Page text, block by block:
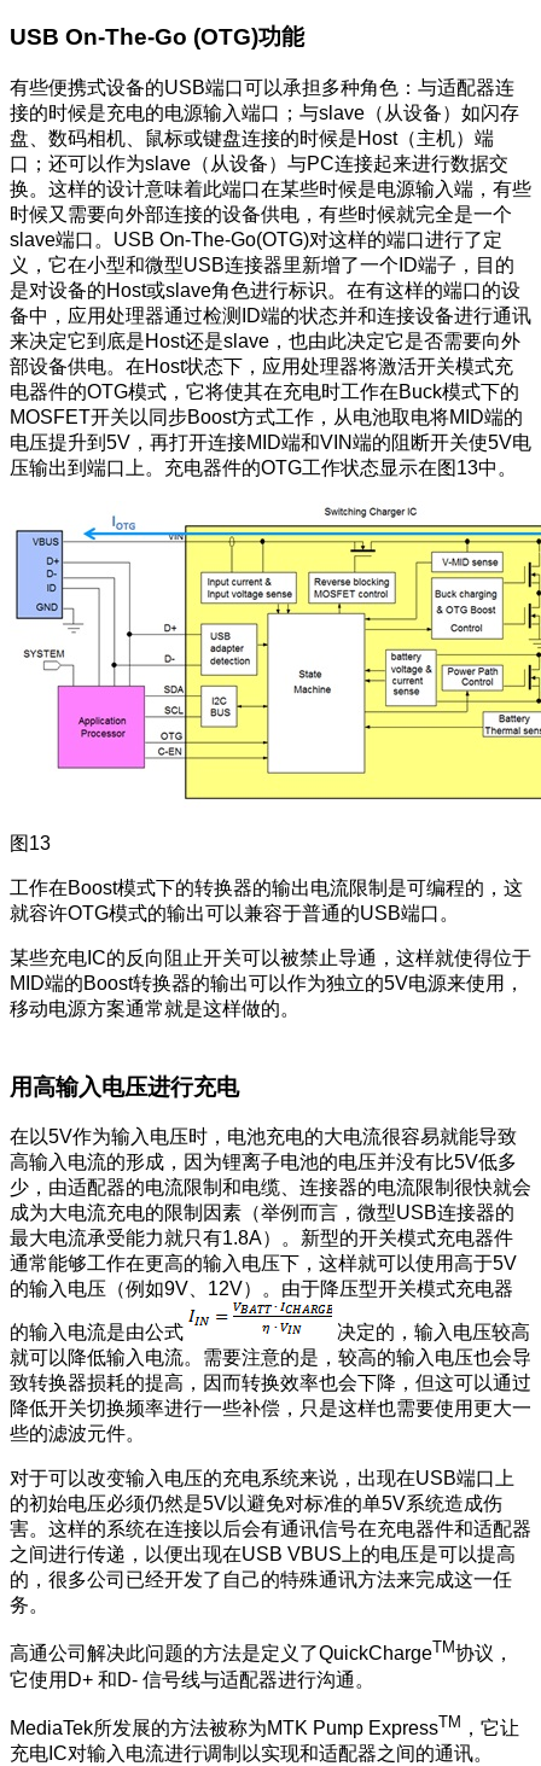
USB On-The-Go (OTG)功能
有些便携式设备的USB端口可以承担多种角色：与适配器连
接的时候是充电的电源输入端口；与slave（从设备）如闪存
盘、数码相机、鼠标或键盘连接的时候是Host（主机）端
口；还可以作为slave（从设备）与PC连接起来进行数据交
换。这样的设计意味着此端口在某些时候是电源输入端，有些
时候又需要向外部连接的设备供电，有些时候就完全是一个
slave端口。USB On-The-Go(OTG)对这样的端口进行了定
义，它在小型和微型USB连接器里新增了一个ID端子，目的
是对设备的Host或slave角色进行标识。在有这样的端口的设
备中，应用处理器通过检测ID端的状态并和连接设备进行通讯
来决定它到底是Host还是slave，也由此决定它是否需要向外
部设备供电。在Host状态下，应用处理器将激活开关模式充
电器件的OTG模式，它将使其在充电时工作在Buck模式下的
MOSFET开关以同步Boost方式工作，从电池取电将MID端的
电压提升到5V，再打开连接MID端和VIN端的阻断开关使5V电
压输出到端口上。充电器件的OTG工作状态显示在图13中。
图13
工作在Boost模式下的转换器的输出电流限制是可编程的，这
就容许OTG模式的输出可以兼容于普通的USB端口。
某些充电IC的反向阻止开关可以被禁止导通，这样就使得位于
MID端的Boost转换器的输出可以作为独立的5V电源来使用，
移动电源方案通常就是这样做的。
用高输入电压进行充电
在以5V作为输入电压时，电池充电的大电流很容易就能导致
高输入电流的形成，因为锂离子电池的电压并没有比5V低多
少，由适配器的电流限制和电缆、连接器的电流限制很快就会
成为大电流充电的限制因素（举例而言，微型USB连接器的
最大电流承受能力就只有1.8A）。新型的开关模式充电器件
通常能够工作在更高的输入电压下，这样就可以使用高于5V
的输入电压（例如9V、12V）。由于降压型开关模式充电器
的输入电流是由公式
决定的，输入电压较高
就可以降低输入电流。需要注意的是，较高的输入电压也会导
致转换器损耗的提高，因而转换效率也会下降，但这可以通过
降低开关切换频率进行一些补偿，只是这样也需要使用更大一
些的滤波元件。
对于可以改变输入电压的充电系统来说，出现在USB端口上
的初始电压必须仍然是5V以避免对标准的单5V系统造成伤
害。这样的系统在连接以后会有通讯信号在充电器件和适配器
之间进行传递，以便出现在USB VBUS上的电压是可以提高
的，很多公司已经开发了自己的特殊通讯方法来完成这一任
务。
高通公司解决此问题的方法是定义了QuickChargeTM协议，
它使用D+ 和D- 信号线与适配器进行沟通。
MediaTek所发展的方法被称为MTK Pump ExpressTM ，它让
充电IC对输入电流进行调制以实现和适配器之间的通讯。